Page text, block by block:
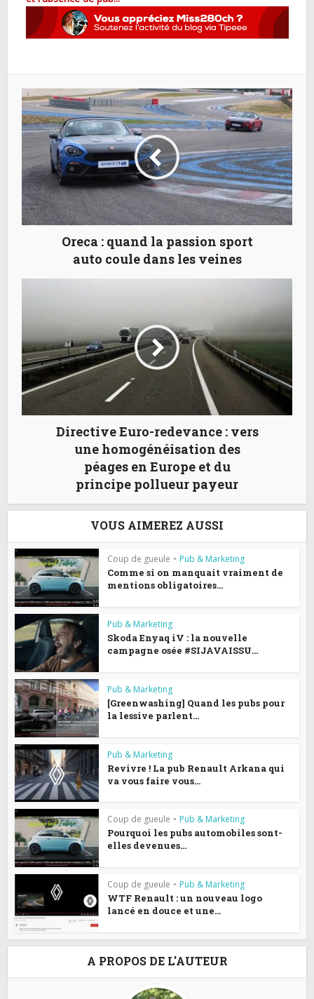
Oreca : quand la passion sport
auto coule dans les veines
Directive Euro-redevance : vers
une homogénéisation des
péages en Europe et du
principe pollueur payeur
VOUS AIMEREZ AUSSI
Coup de gueule • Pub & Marketing
Comme si on manquait vraiment de
mentions obligatoires...
Pub & Marketing
Skoda Enyaq iV : la nouvelle
campagne osée #SIJAVAISSU...
Pub & Marketing
[Greenwashing] Quand les pubs pour
la lessive parlent...
Pub & Marketing
Revivre ! La pub Renault Arkana qui
va vous faire vous...
Coup de gueule • Pub & Marketing
Pourquoi les pubs automobiles sont-
elles devenues...
Coup de gueule • Pub & Marketing
WTF Renault : un nouveau logo
lancé en douce et une...
A PROPOS DE L'AUTEUR